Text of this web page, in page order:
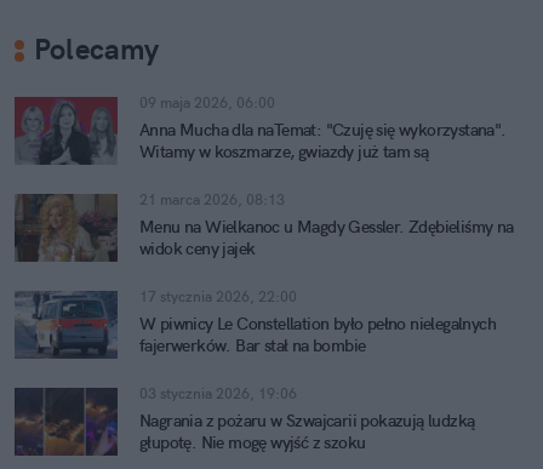
Polecamy
09 maja 2026, 06:00
Anna Mucha dla naTemat: "Czuję się wykorzystana".
Witamy w koszmarze, gwiazdy już tam są
21 marca 2026, 08:13
Menu na Wielkanoc u Magdy Gessler. Zdębieliśmy na
widok ceny jajek
17 stycznia 2026, 22:00
W piwnicy Le Constellation było pełno nielegalnych
fajerwerków. Bar stał na bombie
03 stycznia 2026, 19:06
Nagrania z pożaru w Szwajcarii pokazują ludzką
głupotę. Nie mogę wyjść z szoku